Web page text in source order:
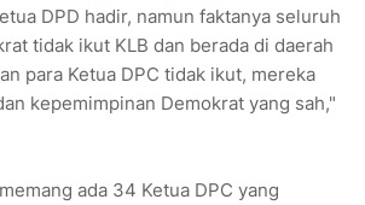
DPD hadir, namun faktanya seluruh
tidak ikut KLB dan berada di daerah
para Ketua DPC tidak ikut, mereka
kepemimpinan Demokrat yang sah,"
ada 34 Ketua DPC yang